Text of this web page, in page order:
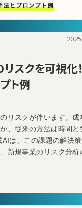
スクを可視化
ト例
リスクが伴います。成
、従来の方法は時間と
は、この課題の解決
新規事業のリスク分析